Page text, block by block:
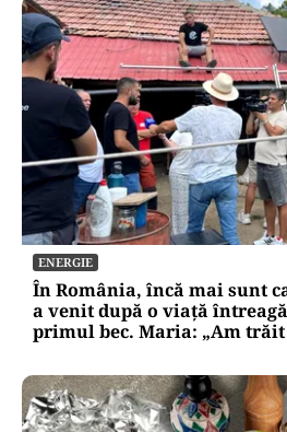
ENERGIE
În România, încă mai sunt
a venit după o viață
primul bec. Maria: „Am